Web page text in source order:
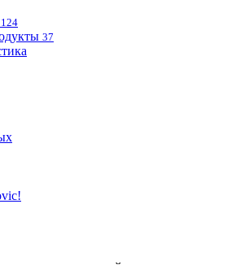
124
37